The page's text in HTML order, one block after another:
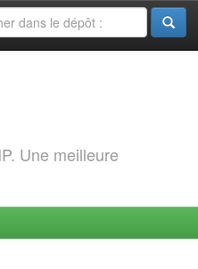
Une meilleure